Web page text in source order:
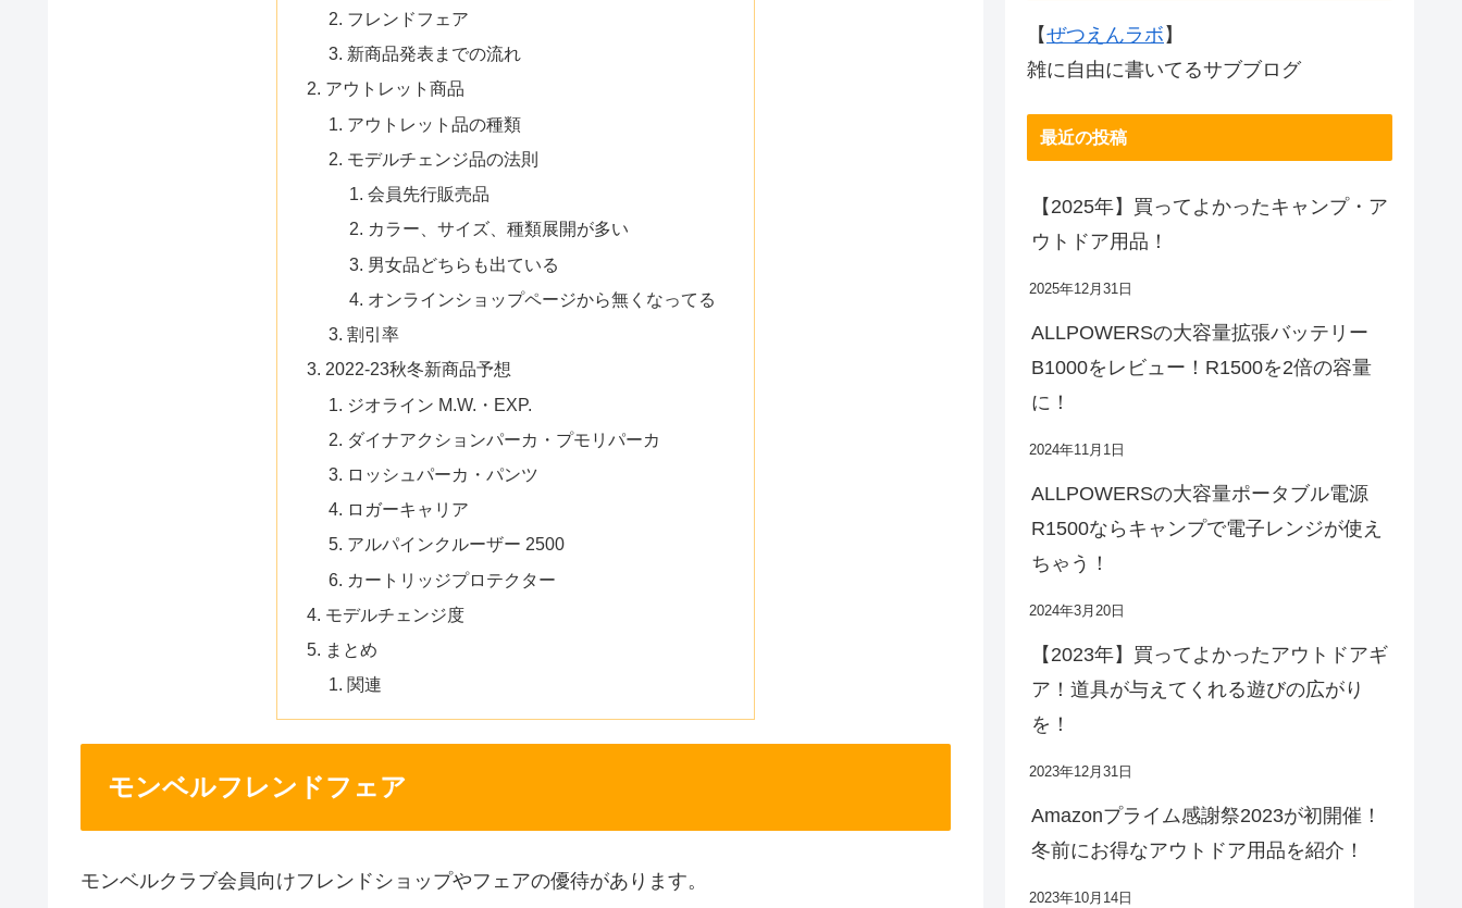
フレンドフェア
新商品発表までの流れ
アウトレット商品
アウトレット品の種類
モデルチェンジ品の法則
会員先行販売品
カラー、サイズ、種類展開が多い
男女品どちらも出ている
オンラインショップページから無くなってる
割引率
2022-23秋冬新商品予想
ジオライン M.W.・EXP.
ダイナアクションパーカ・プモリパーカ
ロッシュパーカ・パンツ
ロガーキャリア
アルパインクルーザー 2500
カートリッジプロテクター
モデルチェンジ度
まとめ
関連
モンベルフレンドフェア
モンベルクラブ会員向けフレンドショップやフェアの優待があります。
【ぜつえんラボ 】
雑に自由に書いてるサブブログ
最近の投稿
【2025年】買ってよかったキャンプ・ア
ウトドア用品！
2025年12月31日
ALLPOWERSの大容量拡張バッテリー
B1000をレビュー！R1500を2倍の容量
に！
2024年11月1日
ALLPOWERSの大容量ポータブル電源
R1500ならキャンプで電子レンジが使え
ちゃう！
2024年3月20日
【2023年】買ってよかったアウトドアギ
ア！道具が与えてくれる遊びの広がり
を！
2023年12月31日
Amazonプライム感謝祭2023が初開催！
冬前にお得なアウトドア用品を紹介！
2023年10月14日